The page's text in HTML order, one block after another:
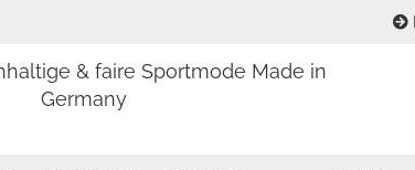
Sprache
& faire Sportmode Made in
Germany